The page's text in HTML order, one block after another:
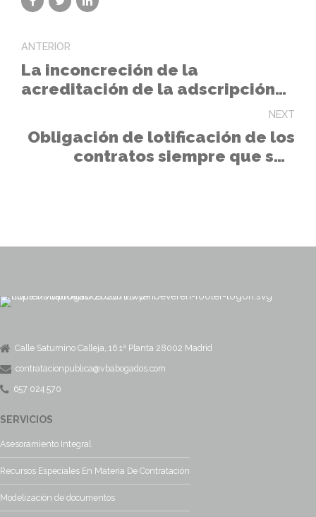
ANTERIOR
La inconcreción de la
acreditación de la adscripción
de medios no puede perjudicar a
los licitadores
NEXT
Obligación de lotificación de los
contratos siempre que sea
Calle Saturnino Calleja, 16 1ª Planta 28002 Madrid
contratacionpublica@vbabogados.com
657 024 570
SERVICIOS
Asesoramiento Integral
Recursos Especiales En Materia De Contratación
Modelización de documentos